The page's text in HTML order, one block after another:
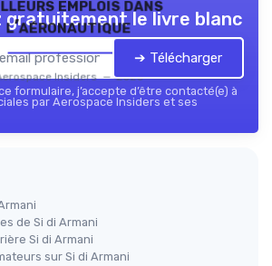
emplois dans
l’aéronautique
Insiders — 2026
gratuitement le livre blanc
➔ Télécharger
formulaire, j’accepte d’être contacté(e) à
par Aerospace Insiders et ses
de Si di Armani
Si di Armani
sur Si di Armani